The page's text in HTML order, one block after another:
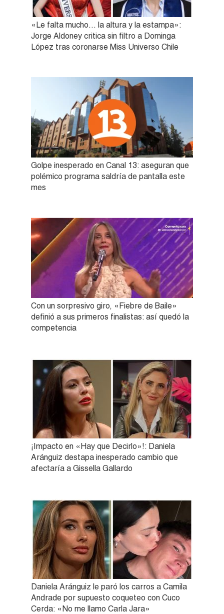
«Le falta mucho… la altura y la estampa»:
Jorge Aldoney critica sin filtro a Dominga
López tras coronarse Miss Universo Chile
Golpe inesperado en Canal 13: aseguran que
polémico programa saldría de pantalla este
mes
Con un sorpresivo giro, «Fiebre de Baile»
definió a sus primeros finalistas: así quedó la
competencia
¡Impacto en «Hay que Decirlo»!: Daniela
Aránguiz destapa inesperado cambio que
afectaría a Gissella Gallardo
Daniela Aránguiz le paró los carros a Camila
Andrade por supuesto coqueteo con Cuco
Cerda: «No me llamo Carla Jara»